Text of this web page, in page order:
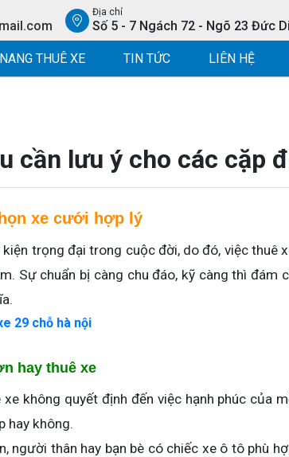
Địa chỉ
Số 5 - 7 Ngách 72 - Ngõ 23 Đức
THUÊ XE TIN TỨC LIÊN HỆ
cần lưu ý cho các cặp
xe cưới hợp lý
trọng đại trong cuộc đời, do đó, việc thuê
Sự chuẩn bị càng chu đáo, kỹ càng thì đám
29 chỗ hà nội
hay thuê xe
không quyết định đến việc hạnh phúc của
hay không.
người thân hay bạn bè có chiếc xe ô tô phù